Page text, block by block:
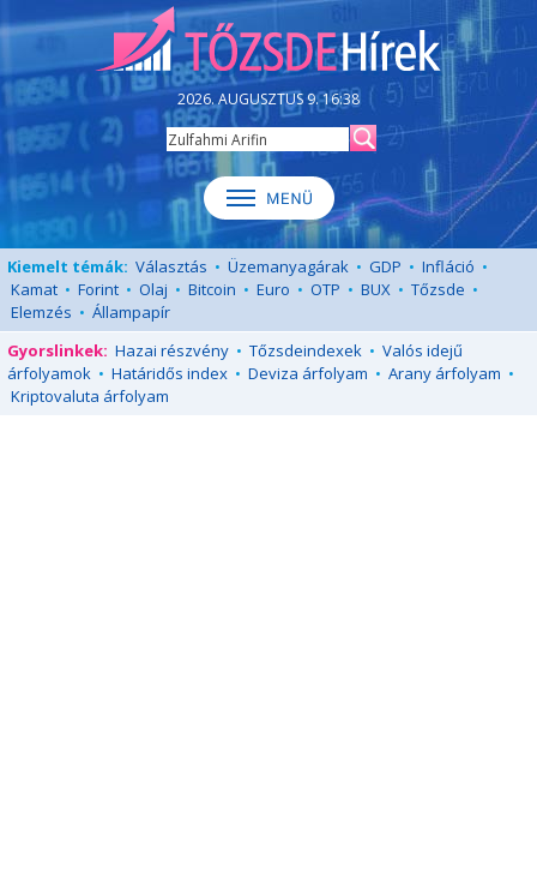
2026. AUGUSZTUS 9. 16:38
Kiemelt témák: Választás • Üzemanyagárak • GDP • Infláció •
Kamat • Forint • Olaj • Bitcoin • Euro • OTP • BUX • Tőzsde •
Elemzés • Állampapír
Gyorslinkek: Hazai részvény • Tőzsdeindexek • Valós idejű
árfolyamok • Határidős index • Deviza árfolyam • Arany árfolyam •
Kriptovaluta árfolyam